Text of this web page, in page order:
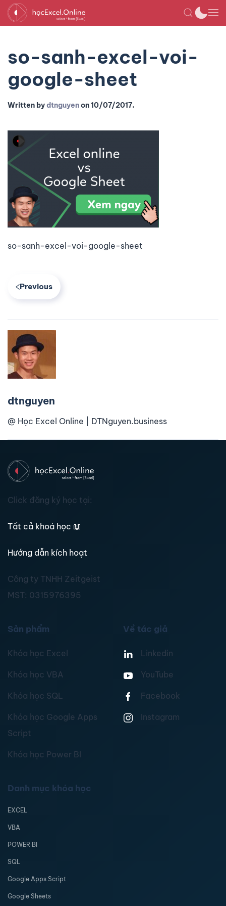
so-sanh-excel-voi-
google-sheet
Written bydtnguyenon10/07/2017.
so-sanh-excel-voi-google-sheet
Previous
dtnguyen
@ Học Excel Online | DTNguyen.business
Click đăng ký học tại:
Tất cả khoá học 📖
Hướng dẫn kích hoạt
Công ty TNHH Zeitgeist
MST: 0315976395
Sản phẩm
Khóa học Excel
Khóa học VBA
Khóa học SQL
Khóa học Google Apps
Script
Khóa học Power BI
Về tác giả
Linkedin
YouTube
Facebook
Instagram
Danh mục khóa học
EXCEL
VBA
POWER BI
SQL
Google Apps Script
Google Sheets